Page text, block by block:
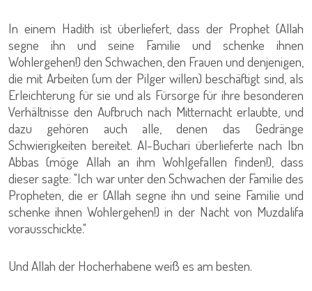
In einem Hadith ist überliefert, dass der Prophet (Allah
segne ihn und seine Familie und schenke ihnen
Wohlergehen!) den Schwachen, den Frauen und denjenigen,
die mit Arbeiten (um der Pilger willen) beschäftigt sind, als
Erleichterung für sie und als Fürsorge für ihre besonderen
Verhältnisse den Aufbruch nach Mitternacht erlaubte, und
dazu gehören auch alle, denen das Gedränge
Schwierigkeiten bereitet. Al-Buchari überlieferte nach Ibn
Abbas (möge Allah an ihm Wohlgefallen finden!), dass
dieser sagte: "Ich war unter den Schwachen der Familie des
Propheten, die er (Allah segne ihn und seine Familie und
schenke ihnen Wohlergehen!) in der Nacht von Muzdalifa
vorausschickte."
Und Allah der Hocherhabene weiß es am besten.